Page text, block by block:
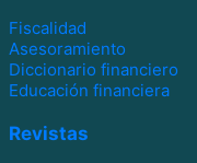
Fiscalidad
Asesoramiento
Diccionario financiero
Educación financiera
Revistas